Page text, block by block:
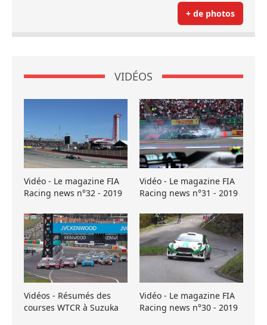
+ de photos
VIDÉOS
Vidéo - Le magazine FIA
Racing news n°32 - 2019
Vidéo - Le magazine FIA
Racing news n°31 - 2019
Vidéos - Résumés des
courses WTCR à Suzuka
Vidéo - Le magazine FIA
Racing news n°30 - 2019